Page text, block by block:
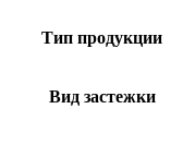
Тип продукции
Вид застежки